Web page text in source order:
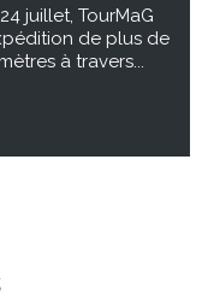
juillet, TourMaG
de plus de
à travers...